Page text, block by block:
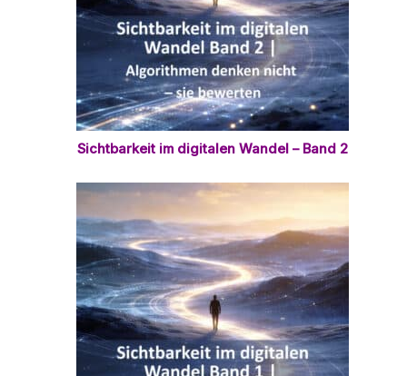
Sichtbarkeit im digitalen Wandel – Band 2